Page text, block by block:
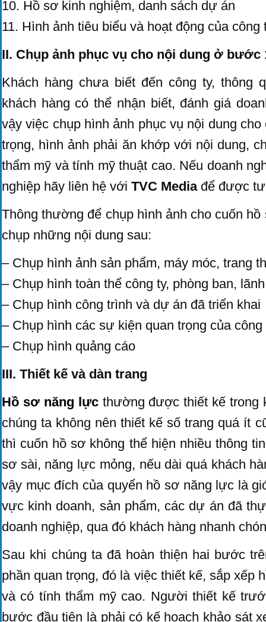
10. Hồ sơ kinh nghiệm, danh sách dự án
11. Hình ảnh tiêu biểu và hoạt động của công
II. Chụp ảnh phục vụ cho nội dung ở bước
Khách hàng chưa biết đến công ty, thông
khách hàng có thể nhận biết, đánh giá
vậy việc chụp hình ảnh phục vụ nội dung
trọng, hình ảnh phải ăn khớp với nội dung,
thẩm mỹ và tính mỹ thuật cao. Nếu doanh
nghiệp hãy liên hệ với TVC Mediađể được tư
Thông thường để chụp hình ảnh cho cuốn
chụp những nội dung sau:
– Chụp hình ảnh sản phẩm, máy móc, trang
– Chụp hình toàn thể công ty, phòng ban,
– Chụp hình công trình và dự án đã triển khai
– Chụp hình các sự kiện quan trọng của công
– Chụp hình quảng cáo
III. Thiết kế và dàn trang
Hồ sơ năng lựcthường được thiết kế trong
chúng ta không nên thiết kế số trang quá ít
thì cuốn hồ sơ không thể hiện nhiều thông
sơ sài, năng lực mỏng, nếu dài quá khách
vậy mục đích của quyển hồ sơ năng lực là
vực kinh doanh, sản phẩm, các dự án đã
doanh nghiệp, qua đó khách hàng nhanh
Sau khi chúng ta đã hoàn thiện hai bước
phần quan trọng, đó là việc thiết kế, sắp xếp
và có tính thẩm mỹ cao. Người thiết kế
bước đầu tiên là phải có kế hoạch khảo sát